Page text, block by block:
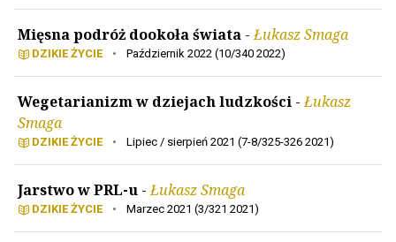
Mięsna podróż dookoła świata -Łukasz Smaga
DZIKIE ŻYCIE • Październik 2022 (10/340 2022)
Wegetarianizm w dziejach ludzkości -Łukasz
Smaga
DZIKIE ŻYCIE • Lipiec / sierpień 2021 (7-8/325-326 2021)
Jarstwo w PRL-u -Łukasz Smaga
DZIKIE ŻYCIE • Marzec 2021 (3/321 2021)